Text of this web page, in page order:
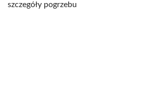
szczegóły pogrzebu